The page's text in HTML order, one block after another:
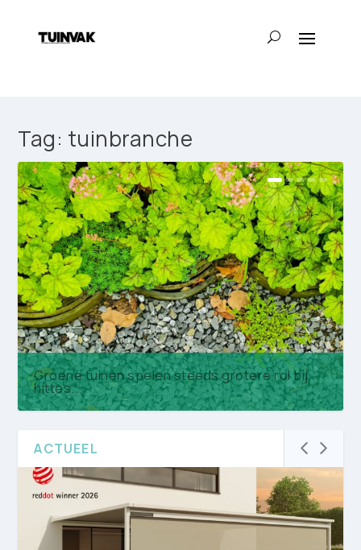
Tag: tuinbranche
Groene tuinen spelen steeds grotere rol bij
hittes...
ACTUEEL